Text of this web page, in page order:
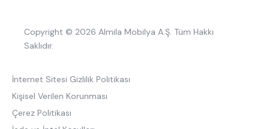
Copyright © 2026 Almila Mobilya A.Ş. Tüm Hakkı
Saklıdır.
İnternet Sitesi Gizlilik Politikası
Kişisel Verilen Korunması
Çerez Politikası